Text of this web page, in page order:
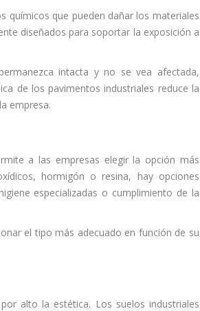
químicos que pueden dañar los materiales
diseñados para soportar la exposición a
intacta y no se vea afectada,
de los pavimentos industriales reduce la
empresa.
a las empresas elegir la opción más
hormigón o resina, hay opciones
especializadas o cumplimiento de la
el tipo más adecuado en función de su
alto la estética. Los suelos industriales